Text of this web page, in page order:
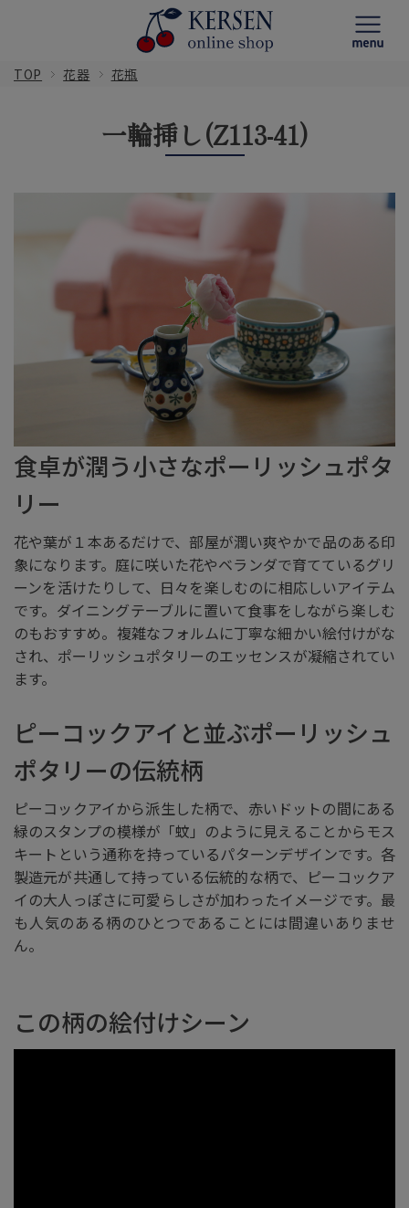
TOP 花器 花瓶
一輪挿し(Z113-41)
食卓が潤う小さなポーリッシュポタ
リー
花や葉が１本あるだけで、部屋が潤い爽やかで品のある印
象になります。庭に咲いた花やベランダで育てているグリ
ーンを活けたりして、日々を楽しむのに相応しいアイテム
です。ダイニングテーブルに置いて食事をしながら楽しむ
のもおすすめ。複雑なフォルムに丁寧な細かい絵付けがな
され、ポーリッシュポタリーのエッセンスが凝縮されてい
ます。
ピーコックアイと並ぶポーリッシュ
ポタリーの伝統柄
ピーコックアイから派生した柄で、赤いドットの間にある
緑のスタンプの模様が「蚊」のように見えることからモス
キートという通称を持っているパターンデザインです。各
製造元が共通して持っている伝統的な柄で、ピーコックア
イの大人っぽさに可愛らしさが加わったイメージです。最
も人気のある柄のひとつであることには間違いありませ
ん。
この柄の絵付けシーン